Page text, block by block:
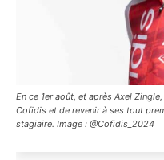
En ce 1er août, et après Axel
Cofidis et de revenir à ses tout
stagiaire. Image : @Cofidis_2024